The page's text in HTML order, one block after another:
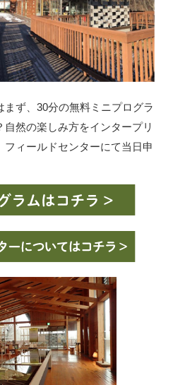
まず、30分の無料ミニプログラ
自然の楽しみ方をインタープリ
フィールドセンターにて当日申